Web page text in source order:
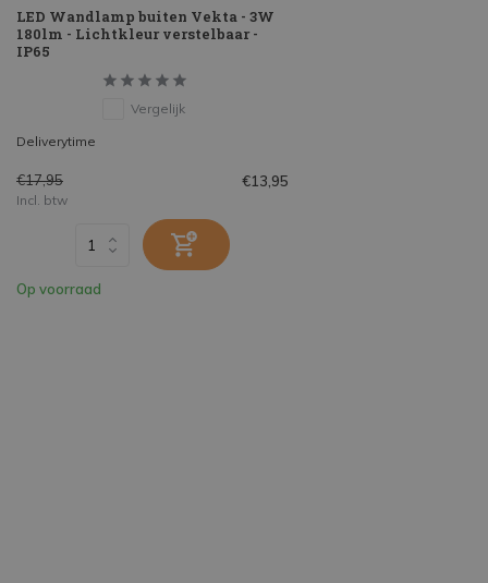
LED Wandlamp buiten Vekta - 3W
180lm - Lichtkleur verstelbaar -
IP65
Vergelijk
Deliverytime
€17,95 €13,95
Incl. btw
Op voorraad